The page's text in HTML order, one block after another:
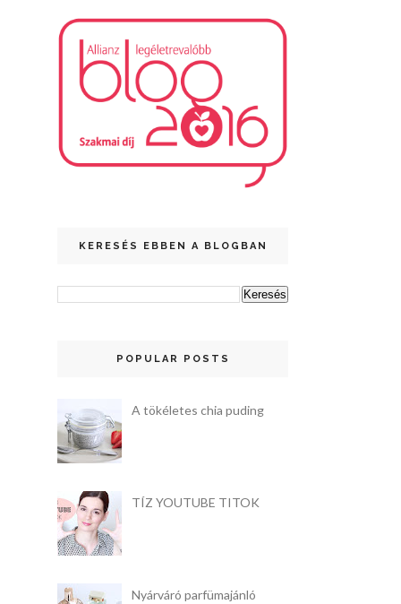
KERESÉS EBBEN A BLOGBAN
POPULAR POSTS
A tökéletes chia puding
TÍZ YOUTUBE TITOK
Nyárváró parfümajánló